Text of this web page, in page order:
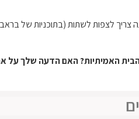
לצפות לשתות (בתוכניות של
האמיתיות? האם הדעה שלך